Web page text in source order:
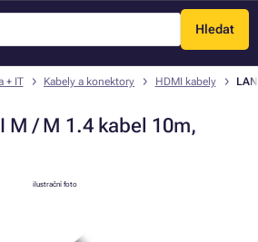
Hledat
Menu
+ IT Kabely a konektory HDMI kabely
M / M 1.4 kabel 10m,
ilustrační foto